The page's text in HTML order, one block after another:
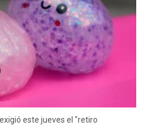
este jueves el "retiro